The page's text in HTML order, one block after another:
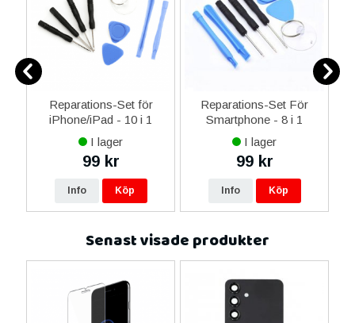
Reparations-Set för
iPhone/iPad - 10 i 1
I lager
99 kr
Info Köp
Reparations-Set För
Smartphone - 8 i 1
I lager
99 kr
Info Köp
Senast visade produkter